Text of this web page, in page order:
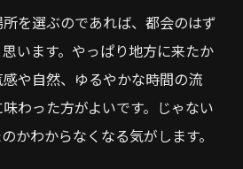
を選ぶのであれば、都会のはず
います。やっぱり地方に来たか
や自然、ゆるやかな時間の流
わった方がよいです。じゃない
かわからなくなる気がします。